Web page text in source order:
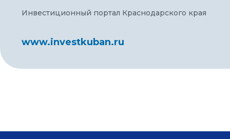
Инвестиционный портал Краснодарского края
www.investkuban.ru